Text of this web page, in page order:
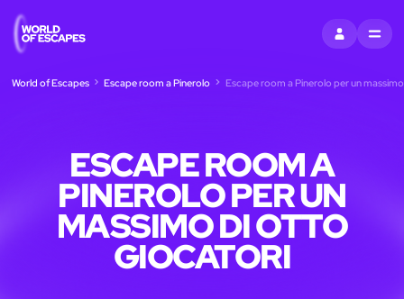
ACCEDIMENU
World of Escapes Escape room a Pinerolo Escape room a Pinerolo per un
ESCAPE ROOM A
PINEROLO PER UN
MASSIMO DI OTTO
GIOCATORI